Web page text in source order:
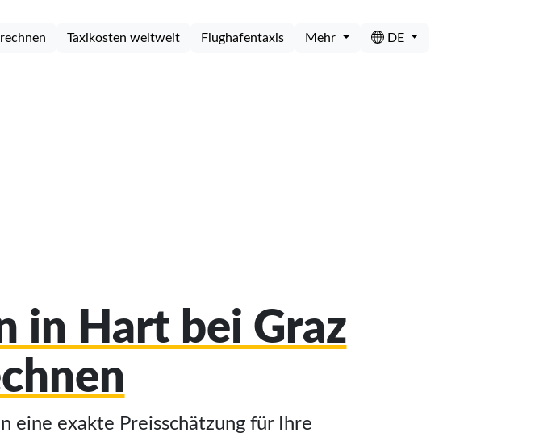
Taxikosten weltweit Flughafentaxis Mehr DE
in Hart bei Graz
eine exakte Preisschätzung für Ihre